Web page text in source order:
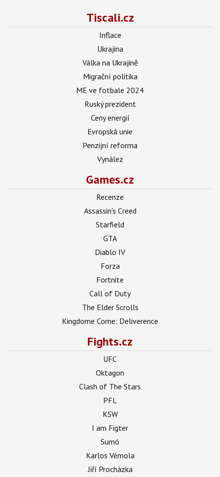
Tiscali.cz
Inflace
Ukrajina
Válka na Ukrajině
Migrační politika
ME ve fotbale 2024
Ruský prezident
Ceny energií
Evropská unie
Penzijní reforma
Vynález
Games.cz
Recenze
Assassin's Creed
Starfield
GTA
Diablo IV
Forza
Fortnite
Call of Duty
The Elder Scrolls
Kingdome Come: Deliverence
Fights.cz
UFC
Oktagon
Clash of The Stars
PFL
KSW
I am Figter
Sumó
Karlos Vémola
Jiří Procházka